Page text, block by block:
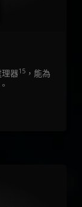
器15 ，能為